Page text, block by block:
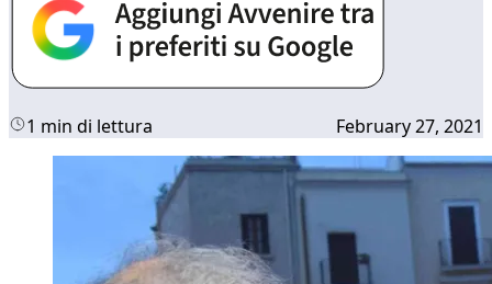
1 min di lettura February 27, 2021